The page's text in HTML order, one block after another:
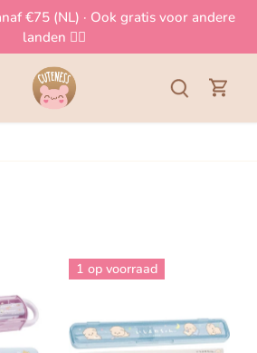
€75 (NL) · Ook gratis voor andere
landen 👈🏻
1 op voorraad